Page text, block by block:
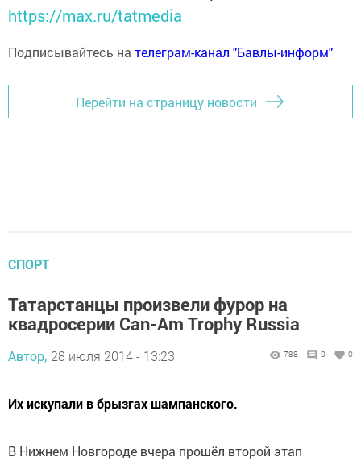
https://max.ru/tatmedia
Подписывайтесь на телеграм-канал "Бавлы-информ"
Перейти на страницу новости
СПОРТ
Татарстанцы произвели фурор на
квадросерии Can-Am Trophy Russia
Автор, 28 июля 2014 - 13:23 788 0 0
Их искупали в брызгах шампанского.
В Нижнем Новгороде вчера прошёл второй этап